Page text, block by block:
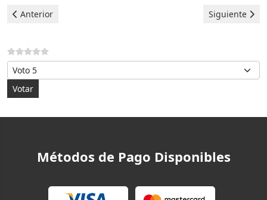
Artículo anterior: Indesit Secadoras - Error F18
Anterior Artículo
Siguiente
Por favor, vote
Métodos de Pago Disponibles